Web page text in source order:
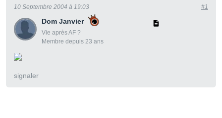
Dom Janvier
Vie après AF ?
Membre depuis 23 ans
10 Septembre 2004 à 19:03 #1
signaler